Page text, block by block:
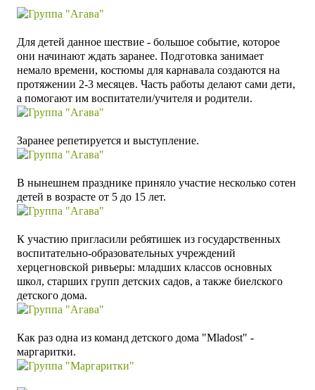
Для детей данное шествие - большое событие, которое
они начинают ждать заранее. Подготовка занимает
немало времени, костюмы для карнавала создаются на
протяжении 2-3 месяцев. Часть работы делают сами дети,
а помогают им воспитатели/учителя и родители.
Заранее репетируется и выступление.
В нынешнем празднике приняло участие несколько сотен
детей в возрасте от 5 до 15 лет.
К участию пригласили ребятишек из государственных
воспитательно-образовательных учреждений
херцегновской ривьеры: младших классов основных
школ, старших групп детских садов, а также биелского
детского дома.
Как раз одна из команд детского дома "Mladost" -
маргаритки.